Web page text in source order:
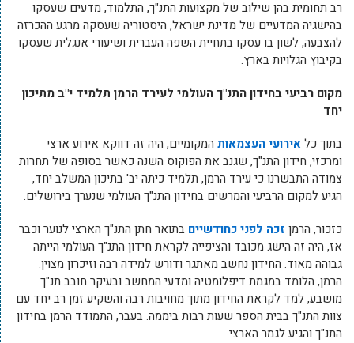
רב תחומית בהן שילוב של מקצועות התנ"ך, התלמוד, מדעים שעסקו
בהישגיה המדעיים של מדינת ישראל, היסטוריה שעסקה מרגע ההכרזה
להצבעה, לשון בו עסקו בתחיית השפה העברית ושיעורי אנגלית שעסקו
בקיבוץ הגלויות בארץ.
מקום רביעי בחידון התנ"ך העולמי לעירד הרמן תלמיד י"ב מתיכון
יחד
בתוך כלאירועי העצמאות המקומיים, היה זה דווקא אירוע ארצי
ומרכזי, חידון התנ"ך, שגנב את הפוקוס השנה כאשר בסופה של תחרות
צמודה התבשרנו כי עירד הרמן, תלמיד כיתה יב' בתיכון המשלב יחד,
הגיע למקום הרביעי והמרשים בחידון התנ"ך העולמי שנערך בירושלים.
כזכור, הרמן זכה לפני כחודשיים בתואר חתן התנ"ך הארצי לנוער וכבר
אז, היה זה הישג מכובד והציפייה לקראת חידון התנ"ך העולמי הייתה
גבוהה מאוד. החידון נחשב מאתגר ודורש למידה רבה וזיכרון מצוין.
הרמן, הלומד במגמת דיפלומטיה ומדעי המחשב ובעיקר חובב תנ"ך
מושבע, למד לקראת החידון מתוך מחויבות רבה והשקיע זמן רב יחד עם
צוות התנ"ך בבית הספר שעות רבות ביממה. בעבר, התמודד הרמן בחידון
התנ"ך והגיע לגמר הארצי.